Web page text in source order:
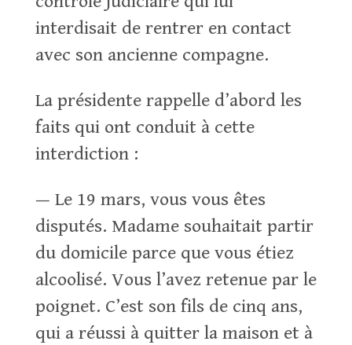
interdisait de rentrer en contact
avec son ancienne compagne.
La présidente rappelle d’abord les
faits qui ont conduit à cette
interdiction :
— Le 19 mars, vous vous êtes
disputés. Madame souhaitait partir
du domicile parce que vous étiez
alcoolisé. Vous l’avez retenue par le
poignet. C’est son fils de cinq ans,
qui a réussi à quitter la maison et à